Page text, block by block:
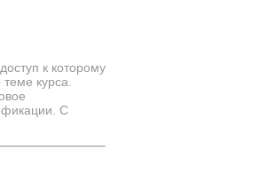
к которому
курса.
С